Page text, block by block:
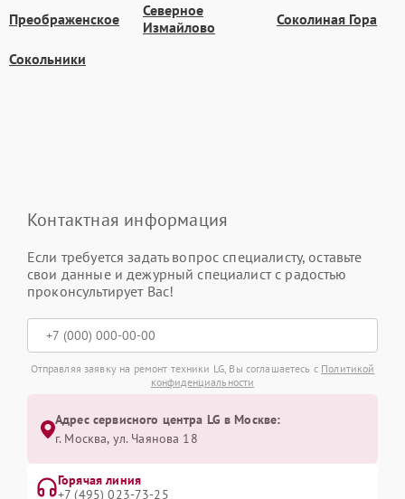
Преображенское
Северное
Измайлово
Соколиная Гора
Сокольники
Контактная информация
Если требуется задать вопрос специалисту, оставьте
свои данные и дежурный специалист с радостью
проконсультирует Вас!
Отправляя заявку на ремонт техники LG, Вы соглашаетесь с Политикой
конфиденциальности
Адрес сервисного центра LG в Москве:
г. Москва, ул. Чаянова 18
Горячая линия
+7 (495) 023-73-25